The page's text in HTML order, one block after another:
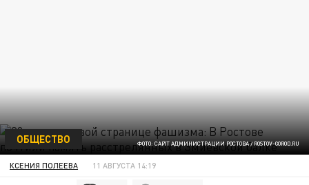
ФОТО: САЙТ АДМИНИСТРАЦИИ РОСТОВА / ROSTOV-GOROD.RU
ОБЩЕСТВО
КСЕНИЯ ПОЛЕЕВА 11 АВГУСТА 14:19